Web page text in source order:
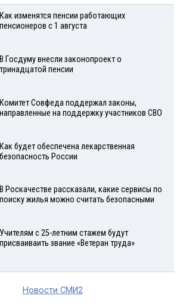
Как изменятся пенсии работающих
пенсионеров с 1 августа
В Госдуму внесли законопроект о
тринадцатой пенсии
Комитет Совфеда поддержал законы,
направленные на поддержку участников СВО
Как будет обеспечена лекарственная
безопасность России
В Роскачестве рассказали, какие сервисы по
поиску жилья можно считать безопасными
Учителям с 25-летним стажем будут
присваиваить звание «Ветеран труда»
Новости СМИ2